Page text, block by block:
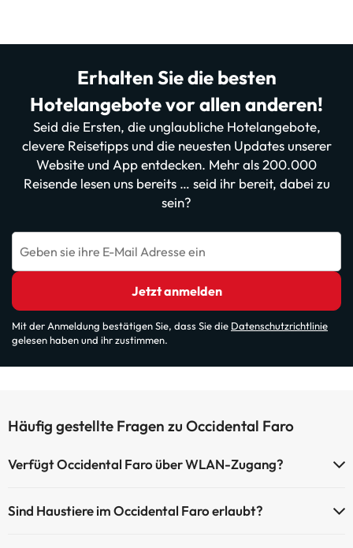
Erhalten Sie die besten
Hotelangebote vor allen anderen!
Seid die Ersten, die unglaubliche Hotelangebote,
clevere Reisetipps und die neuesten Updates unserer
Website und App entdecken. Mehr als 200.000
Reisende lesen uns bereits … seid ihr bereit, dabei zu
sein?
Geben sie ihre E-Mail Adresse ein
Jetzt anmelden
Mit der Anmeldung bestätigen Sie, dass Sie die Datenschutzrichtlinie
gelesen haben und ihr zustimmen.
Häufig gestellte Fragen zu Occidental Faro
Verfügt Occidental Faro über WLAN-Zugang?
Sind Haustiere im Occidental Faro erlaubt?